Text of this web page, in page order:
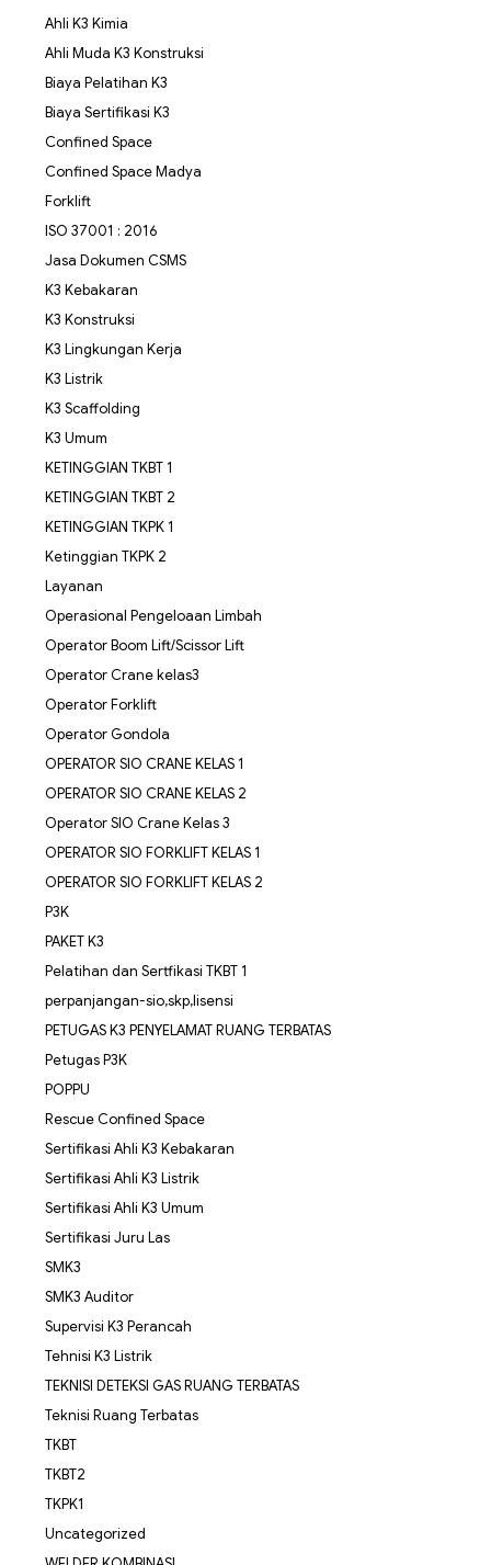
Ahli K3 Kimia
Ahli Muda K3 Konstruksi
Biaya Pelatihan K3
Biaya Sertifikasi K3
Confined Space
Confined Space Madya
Forklift
ISO 37001 : 2016
Jasa Dokumen CSMS
K3 Kebakaran
K3 Konstruksi
K3 Lingkungan Kerja
K3 Listrik
K3 Scaffolding
K3 Umum
KETINGGIAN TKBT 1
KETINGGIAN TKBT 2
KETINGGIAN TKPK 1
Ketinggian TKPK 2
Layanan
Operasional Pengeloaan Limbah
Operator Boom Lift/Scissor Lift
Operator Crane kelas3
Operator Forklift
Operator Gondola
OPERATOR SIO CRANE KELAS 1
OPERATOR SIO CRANE KELAS 2
Operator SIO Crane Kelas 3
OPERATOR SIO FORKLIFT KELAS 1
OPERATOR SIO FORKLIFT KELAS 2
P3K
PAKET K3
Pelatihan dan Sertfikasi TKBT 1
perpanjangan-sio,skp,lisensi
PETUGAS K3 PENYELAMAT RUANG TERBATAS
Petugas P3K
POPPU
Rescue Confined Space
Sertifikasi Ahli K3 Kebakaran
Sertifikasi Ahli K3 Listrik
Sertifikasi Ahli K3 Umum
Sertifikasi Juru Las
SMK3
SMK3 Auditor
Supervisi K3 Perancah
Tehnisi K3 Listrik
TEKNISI DETEKSI GAS RUANG TERBATAS
Teknisi Ruang Terbatas
TKBT
TKBT2
TKPK1
Uncategorized